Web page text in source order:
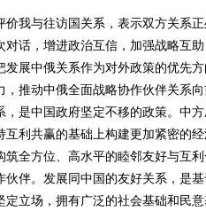
我与往访国关系，表示双方关系正
话，增进政治互信，加强战略互
展中俄关系作为对外政策的优先
推动中俄全面战略协作伙伴关系
，是中国政府坚定不移的政策。中
利共赢的基础上构建更加紧密的
全方位、高水平的睦邻友好与互
伴。发展同中国的友好关系，是
立场，拥有广泛的社会基础和民意